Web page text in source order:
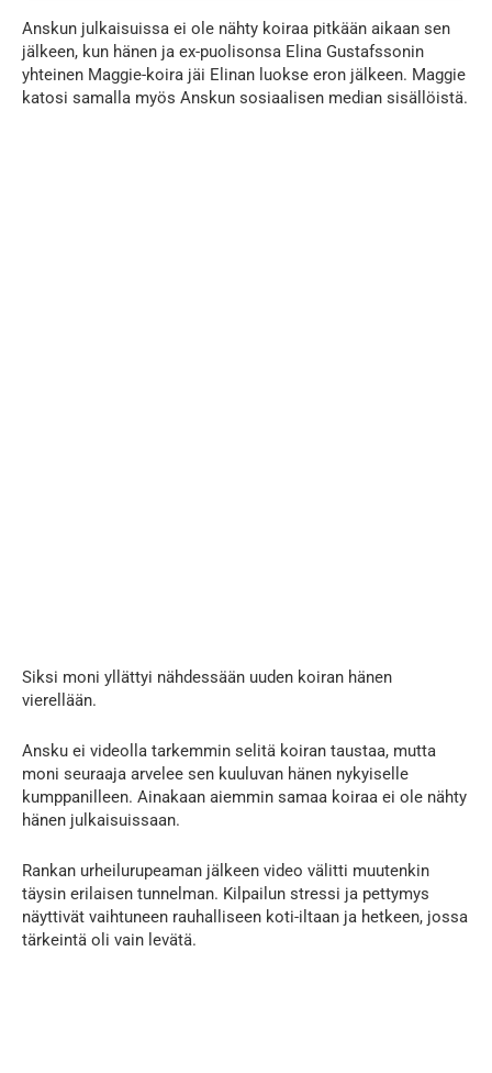
Anskun julkaisuissa ei ole nähty koiraa pitkään aikaan sen
jälkeen, kun hänen ja ex-puolisonsa Elina Gustafssonin
yhteinen Maggie-koira jäi Elinan luokse eron jälkeen. Maggie
katosi samalla myös Anskun sosiaalisen median sisällöistä.
Siksi moni yllättyi nähdessään uuden koiran hänen
vierellään.
Ansku ei videolla tarkemmin selitä koiran taustaa, mutta
moni seuraaja arvelee sen kuuluvan hänen nykyiselle
kumppanilleen. Ainakaan aiemmin samaa koiraa ei ole nähty
hänen julkaisuissaan.
Rankan urheilurupeaman jälkeen video välitti muutenkin
täysin erilaisen tunnelman. Kilpailun stressi ja pettymys
näyttivät vaihtuneen rauhalliseen koti-iltaan ja hetkeen, jossa
tärkeintä oli vain levätä.